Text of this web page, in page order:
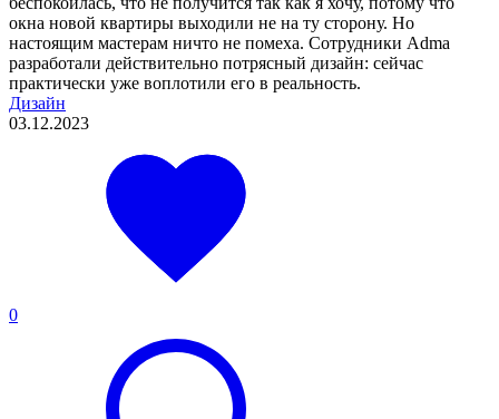
окна новой квартиры выходили не на ту сторону. Но
настоящим мастерам ничто не помеха. Сотрудники Adma
разработали действительно потрясный дизайн: сейчас
практически уже воплотили его в реальность.
Дизайн
03.12.2023
0